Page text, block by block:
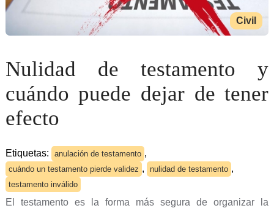
Civil
Nulidad de testamento y
cuándo puede dejar de tener
efecto
Etiquetas: anulación de testamento ,
cuándo un testamento pierde validez , nulidad de testamento ,
testamento inválido
El testamento es la forma más segura de organizar la